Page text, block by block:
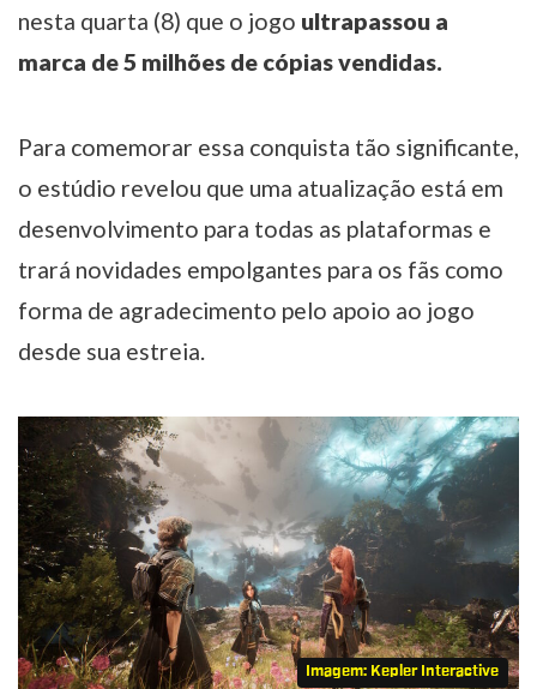
nesta quarta (8) que o jogo ultrapassou a
marca de 5 milhões de cópias vendidas.
Para comemorar essa conquista tão significante,
o estúdio revelou que uma atualização está em
desenvolvimento para todas as plataformas e
trará novidades empolgantes para os fãs como
forma de agradecimento pelo apoio ao jogo
desde sua estreia.
Imagem: Kepler Interactive